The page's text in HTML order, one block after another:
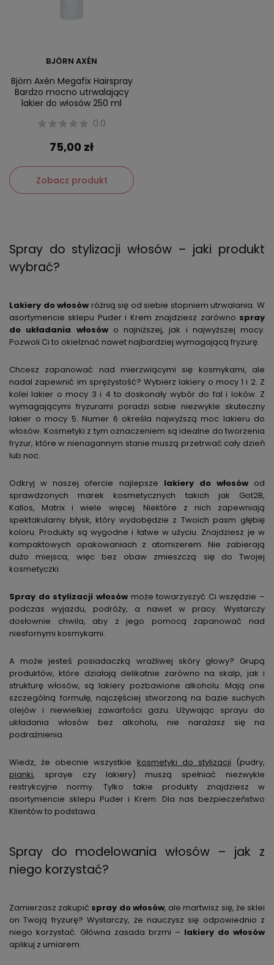
BJÖRN AXÉN
Björn Axén Megafix Hairspray
Bardzo mocno utrwalający
lakier do włosów 250 ml
0.0
75,00 zł
Zobacz produkt
Spray do stylizacji włosów – jaki produkt
wybrać?
Lakiery do włosów różnią się od siebie stopniem utrwalania. W
asortymencie sklepu Puder i Krem znajdziesz zarówno spray
do układania włosów o najniższej, jak i najwyższej mocy.
Pozwoli Ci to okiełznać nawet najbardziej wymagającą fryzurę.
Chcesz zapanować nad mierzwiącymi się kosmykami, ale
nadal zapewnić im sprężystość? Wybierz lakiery o mocy 1 i 2. Z
kolei lakier o mocy 3 i 4 to doskonały wybór do fal i loków. Z
wymagającymi fryzurami poradzi sobie niezwykle skuteczny
lakier o mocy 5. Numer 6 określa najwyższą moc lakieru do
włosów. Kosmetyki z tym oznaczeniem są idealne do tworzenia
fryzur, które w nienagannym stanie muszą przetrwać cały dzień
lub noc.
Odkryj w naszej ofercie najlepsze lakiery do włosówod
sprawdzonych marek kosmetycznych takich jak Got2B,
Kallos, Matrix i wiele więcej. Niektóre z nich zapewniają
spektakularny błysk, który wydobędzie z Twoich pasm głębię
koloru. Produkty są wygodne i łatwe w użyciu. Znajdziesz je w
kompaktowych opakowaniach z atomizerem. Nie zabierają
dużo miejsca, więc bez obaw zmieszczą się do Twojej
kosmetyczki.
Spray do stylizacji włosówmoże towarzyszyć Ci wszędzie –
podczas wyjazdu, podróży, a nawet w pracy. Wystarczy
dosłownie chwila, aby z jego pomocą zapanować nad
niesfornymi kosmykami.
A może jesteś posiadaczką wrażliwej skóry głowy? Grupą
produktów, które działają delikatnie zarówno na skalp, jak i
strukturę włosów, są lakiery pozbawione alkoholu. Mają one
szczególną formułę, najczęściej stworzoną na bazie suchych
olejów i niewielkiej zawartości gazu. Używając sprayu do
układania włosów bez alkoholu, nie narażasz się na
podrażnienia.
Wiedz, że obecnie wszystkie kosmetyki do stylizacji (pudry,
pianki, spraye czy lakiery) muszą spełniać niezwykle
restrykcyjne normy. Tylko takie produkty znajdziesz w
asortymencie sklepu Puder i Krem. Dla nas bezpieczeństwo
Klientów to podstawa.
Spray do modelowania włosów – jak z
niego korzystać?
Zamierzasz zakupić spray do włosów, ale martwisz się, że sklei
on Twoją fryzurę? Wystarczy, że nauczysz się odpowiednio z
niego korzystać. Główna zasada brzmi – lakiery do włosów
aplikuj z umiarem.